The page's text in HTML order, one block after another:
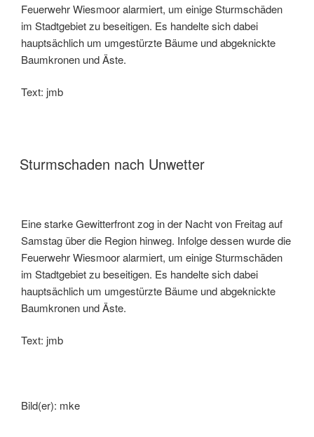
Feuerwehr Wiesmoor alarmiert, um einige Sturmschäden
im Stadtgebiet zu beseitigen. Es handelte sich dabei
hauptsächlich um umgestürzte Bäume und abgeknickte
Baumkronen und Äste.
Text: jmb
Sturmschaden nach Unwetter
Eine starke Gewitterfront zog in der Nacht von Freitag auf
Samstag über die Region hinweg. Infolge dessen wurde die
Feuerwehr Wiesmoor alarmiert, um einige Sturmschäden
im Stadtgebiet zu beseitigen. Es handelte sich dabei
hauptsächlich um umgestürzte Bäume und abgeknickte
Baumkronen und Äste.
Text: jmb
Bild(er): mke